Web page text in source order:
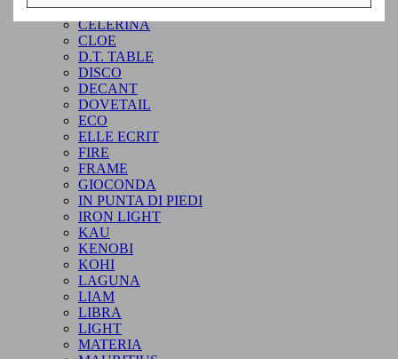
CANAL
CELERINA
CLOE
D.T. TABLE
DISCO
DECANT
DOVETAIL
ECO
ELLE ECRIT
FIRE
FRAME
GIOCONDA
IN PUNTA DI PIEDI
IRON LIGHT
KAU
KENOBI
KOHI
LAGUNA
LIAM
LIBRA
LIGHT
MATERIA